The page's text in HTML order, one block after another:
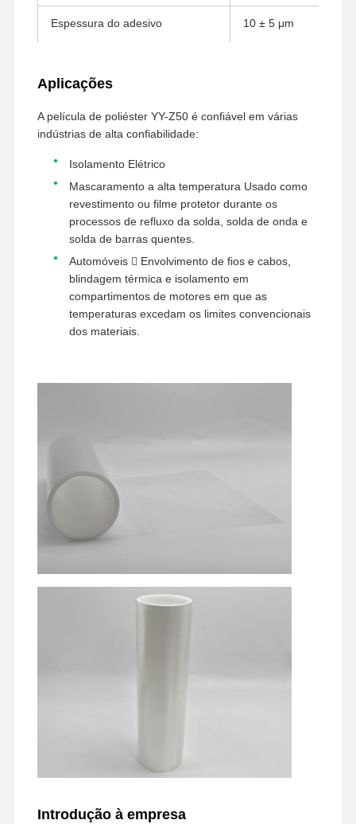
filme de libertação
Filme de Silicone
Filme acrílico
Banda perfurada
Película Protetora Azul
Filme de aquecimento
Tela industrial
Espessura do adesivo 10 ± 5 μm
Força de adesão
Resistência à temperatura
Aplicações
A película de poliéster YY-Z50 é confiável em várias
indústrias de alta confiabilidade:
Isolamento Elétrico
Mascaramento a alta temperatura Usado como
revestimento ou filme protetor durante os
processos de refluxo da solda, solda de onda e
solda de barras quentes.
Automóveis  Envolvimento de fios e cabos,
blindagem térmica e isolamento em
compartimentos de motores em que as
temperaturas excedam os limites convencionais
dos materiais.
Introdução à empresa